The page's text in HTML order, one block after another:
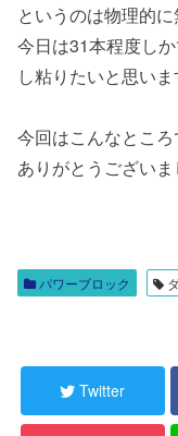
というのは物理的に
今日は31本程度し
し粘りたいと思いま
今回はこんなところ
ありがとうございま
パワーブロック
Twitter